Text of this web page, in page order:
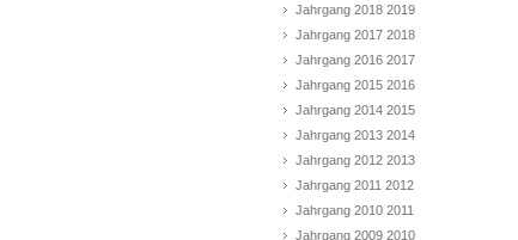
Jahrgang 2018 2019
Jahrgang 2017 2018
Jahrgang 2016 2017
Jahrgang 2015 2016
Jahrgang 2014 2015
Jahrgang 2013 2014
Jahrgang 2012 2013
Jahrgang 2011 2012
Jahrgang 2010 2011
Jahrgang 2009 2010